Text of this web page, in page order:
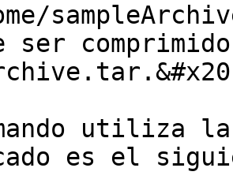
ser
utiliza
es el